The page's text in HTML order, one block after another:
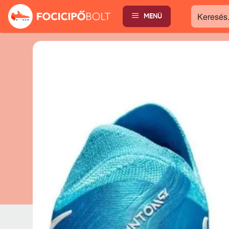
MENÜ Keresés...